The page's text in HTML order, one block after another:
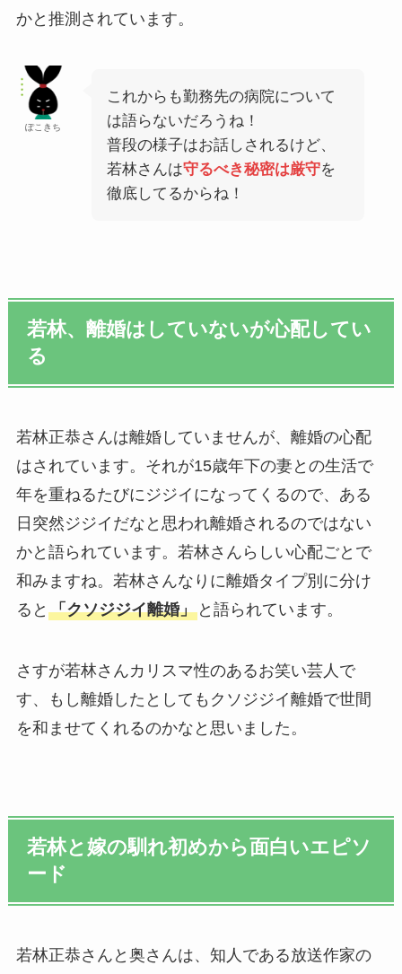
かと推測されています。
ぽこきち
これからも勤務先の病院について
は語らないだろうね！
普段の様子はお話しされるけど、
若林さんは守るべき秘密は厳守を
徹底してるからね！
若林、離婚はしていないが心配してい
る
若林正恭さんは離婚していませんが、離婚の心配
はされています。それが15歳年下の妻との生活で
年を重ねるたびにジジイになってくるので、ある
日突然ジジイだなと思われ離婚されるのではない
かと語られています。若林さんらしい心配ごとで
和みますね。若林さんなりに離婚タイプ別に分け
ると 「クソジジイ離婚」と語られています。
さすが若林さんカリスマ性のあるお笑い芸人で
す、もし離婚したとしてもクソジジイ離婚で世間
を和ませてくれるのかなと思いました。
若林と嫁の馴れ初めから面白いエピソ
ード
若林正恭さんと奥さんは、知人である放送作家の